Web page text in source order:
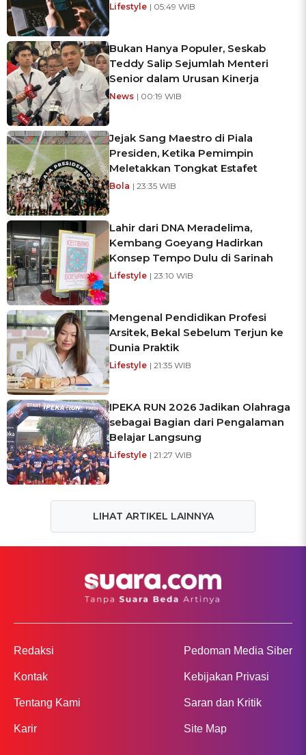
Lifestyle | 05:49 WIB
Bukan Hanya Populer, Seskab
Teddy Salip Sejumlah Menteri
Senior dalam Urusan Kinerja
News | 00:19 WIB
Jejak Sang Maestro di Piala
Presiden, Ketika Pemimpin
Meletakkan Tongkat Estafet
Bola | 23:35 WIB
Lahir dari DNA Meradelima,
Kembang Goeyang Hadirkan
Konsep Tempo Dulu di Sarinah
Lifestyle | 23:10 WIB
Mengenal Pendidikan Profesi
Arsitek, Bekal Sebelum Terjun ke
Dunia Praktik
Lifestyle | 21:35 WIB
IPEKA RUN 2026 Jadikan Olahraga
sebagai Bagian dari Pengalaman
Belajar Langsung
Lifestyle | 21:27 WIB
LIHAT ARTIKEL LAINNYA
Redaksi
Kontak
Tentang Kami
Karir
Pedoman Media Siber
Kebijakan Privasi
Saran dan Kritik
Site Map